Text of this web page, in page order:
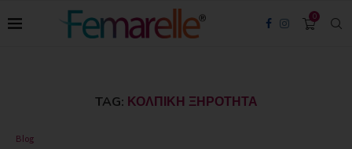
0
TAG: ΚΟΛΠΙΚΉ ΞΗΡΌΤΗΤΑ
Blog